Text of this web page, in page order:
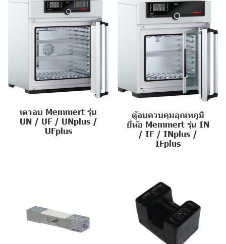
เตาอบ Memmert รุ่น
UN / UF / UNplus /
UFplus
ตู้อบควบคุมอุณหภูมิ
ยี่ห้อ Memmert รุ่น IN
/ IF / INplus /
IFplus